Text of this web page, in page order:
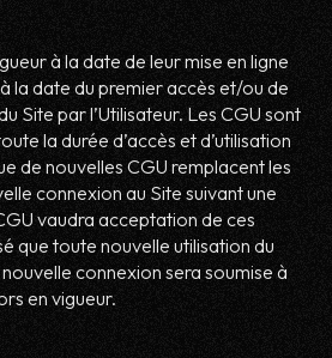
à la date de leur mise en ligne
la date du premier accès et/ou de
Site par l’Utilisateur. Les CGU sont
la durée d’accès et d’utilisation
de nouvelles CGU remplacent les
connexion au Site suivant une
vaudra acceptation de ces
que toute nouvelle utilisation du
connexion sera soumise à
en vigueur.